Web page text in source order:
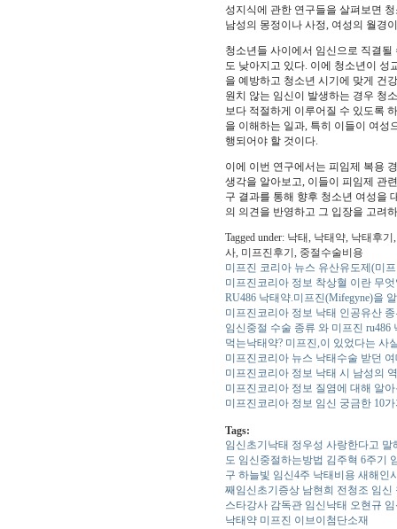
성지식에 관한 연구들을 살펴보면
남성의 몽정이나 사정, 여성의 월경
청소년들 사이에서 임신으로 직결
도 낮아지고 있다. 이에 청소년이 성
을 예방하고 청소년 시기에 맞게 건
원치 않는 임신이 발생하는 경우 청
보다 적절하게 이루어질 수 있도록
을 이해하는 일과, 특히 이들이 여성
행되어야 할 것이다.
이에 이번 연구에서는 피임제 복용
생각을 알아보고, 이들이 피임제 관
구 결과를 통해 향후 청소년 여성을
의 의견을 반영하고 그 입장을 고려
Tagged under: 낙태, 낙태약, 낙태후
사, 미프진후기, 중절수술비용
미프진 코리아 뉴스 유산유도제(미
미프진코리아 정보 착상혈 이란 무엇
RU486 낙태약.미프진(Mifegyne)을
미프진코리아 정보 낙태 인공유산
임신중절 수술 종류 와 미프진 ru486
먹는낙태약? 미프진,이 있었다는 사
미프진코리아 뉴스 낙태수술 받던
미프진코리아 정보 낙태 시 남성의
미프진코리아 정보 질염에 대해 알
미프진코리아 정보 임신 궁금한 10
Tags:
임신초기낙태 정우성 사랑한다고 말
도 임신중절하는방법 김주혁 6주기
구 하늘빛 임신4주 낙태비용 새해인
째임신초기증상 남현희 전청조 임신
스타강사 감독관 임신낙태 오현규
낙태약 미­프진 이브이첨단소재